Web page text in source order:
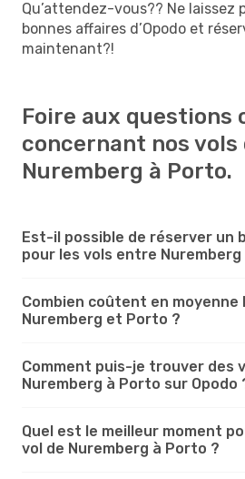
Qu’attendez-vous?? Ne laissez
bonnes affaires d’Opodo et
maintenant?!
Foire aux questions
concernant nos vols
Nuremberg à Porto.
Est-il possible de réserver un
pour les vols entre
Combien coûtent en moyenne
Nuremberg et Porto ?
Comment puis-je trouver des
Nuremberg à Porto sur Opodo
Quel est le meilleur moment
vol de Nuremberg à Porto ?